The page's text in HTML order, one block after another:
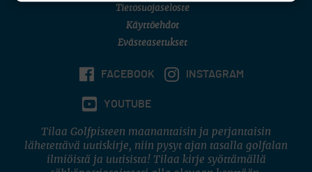
Tietosuojaseloste
Käyttöehdot
Evästeasetukset
FACEBOOK INSTAGRAM
YOUTUBE
Tilaa Golfpisteen maanantaisin ja perjantaisin
lähetettävä uutiskirje, niin pysyt ajan tasalla golfalan
ilmiöistä ja uutisista! Tilaa kirje syöttämällä